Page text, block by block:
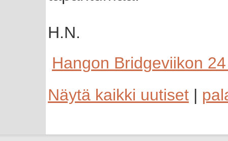
H.N.
Hangon Bridgeviikon
Näytä kaikki uutiset |